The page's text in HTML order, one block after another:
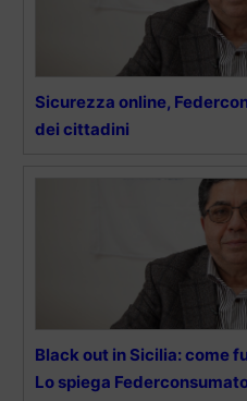
Sicurezza online,
dei cittadini
Black out in Sicilia: come
Lo spiega